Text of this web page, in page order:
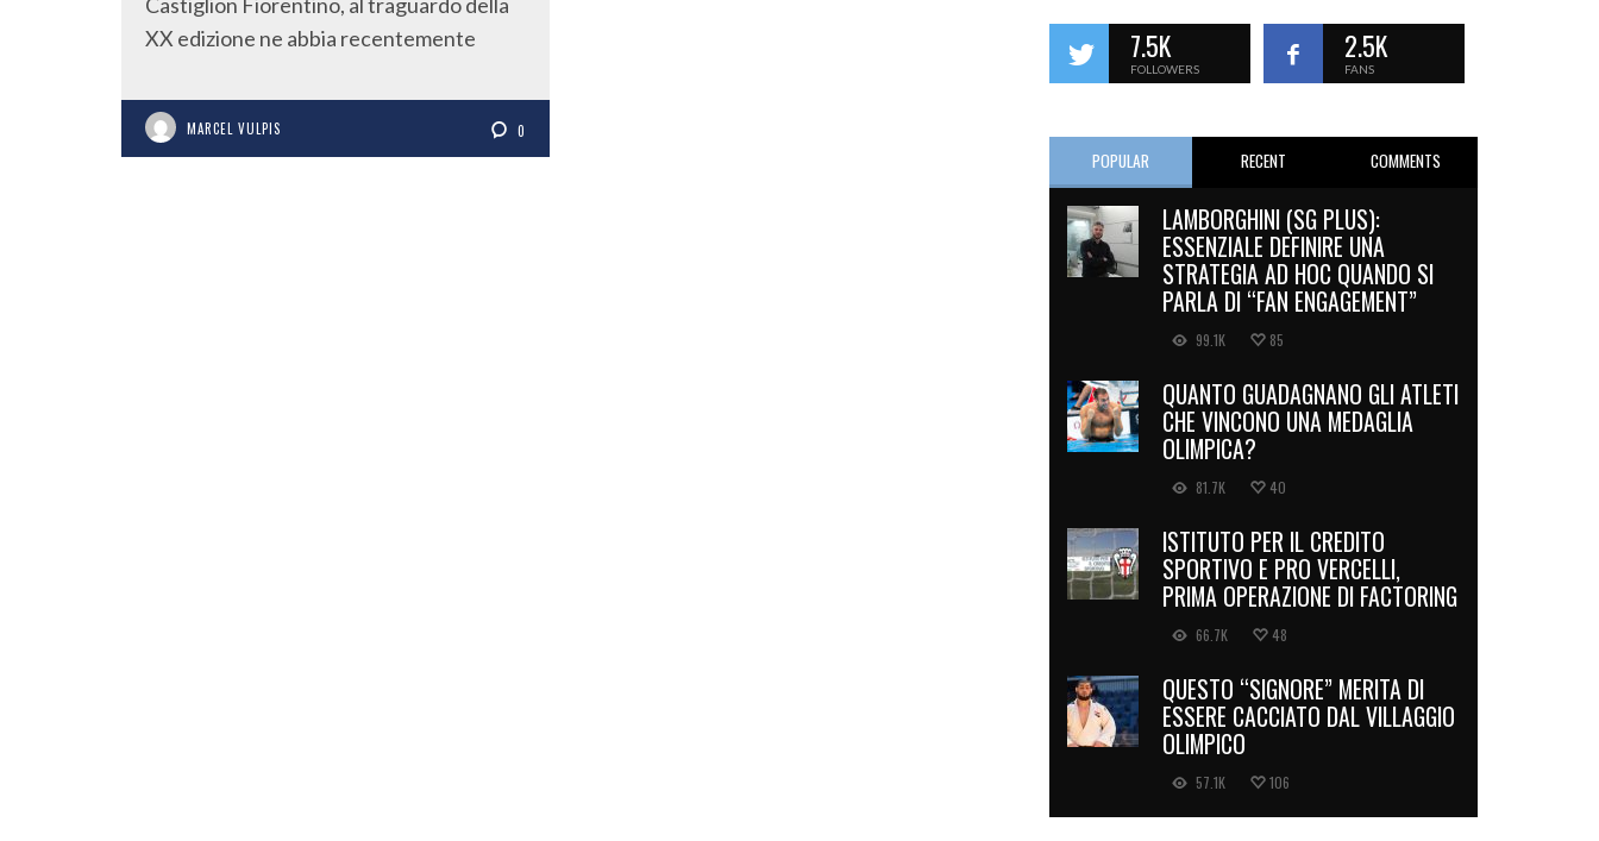
XX edizione ne abbia recentemente
MARCEL VULPIS 0
7.5K
FOLLOWERS
2.5K
FANS
POPULAR RECENT COMMENTS
LAMBORGHINI (SG PLUS):
ESSENZIALE DEFINIRE UNA
STRATEGIA AD HOC QUANDO SI
PARLA DI “FAN ENGAGEMENT”
99.1K 85
QUANTO GUADAGNANO GLI ATLETI
CHE VINCONO UNA MEDAGLIA
OLIMPICA?
81.7K 40
ISTITUTO PER IL CREDITO
SPORTIVO E PRO VERCELLI,
PRIMA OPERAZIONE DI FACTORING
66.7K 48
QUESTO “SIGNORE” MERITA DI
ESSERE CACCIATO DAL VILLAGGIO
OLIMPICO
57.1K 106